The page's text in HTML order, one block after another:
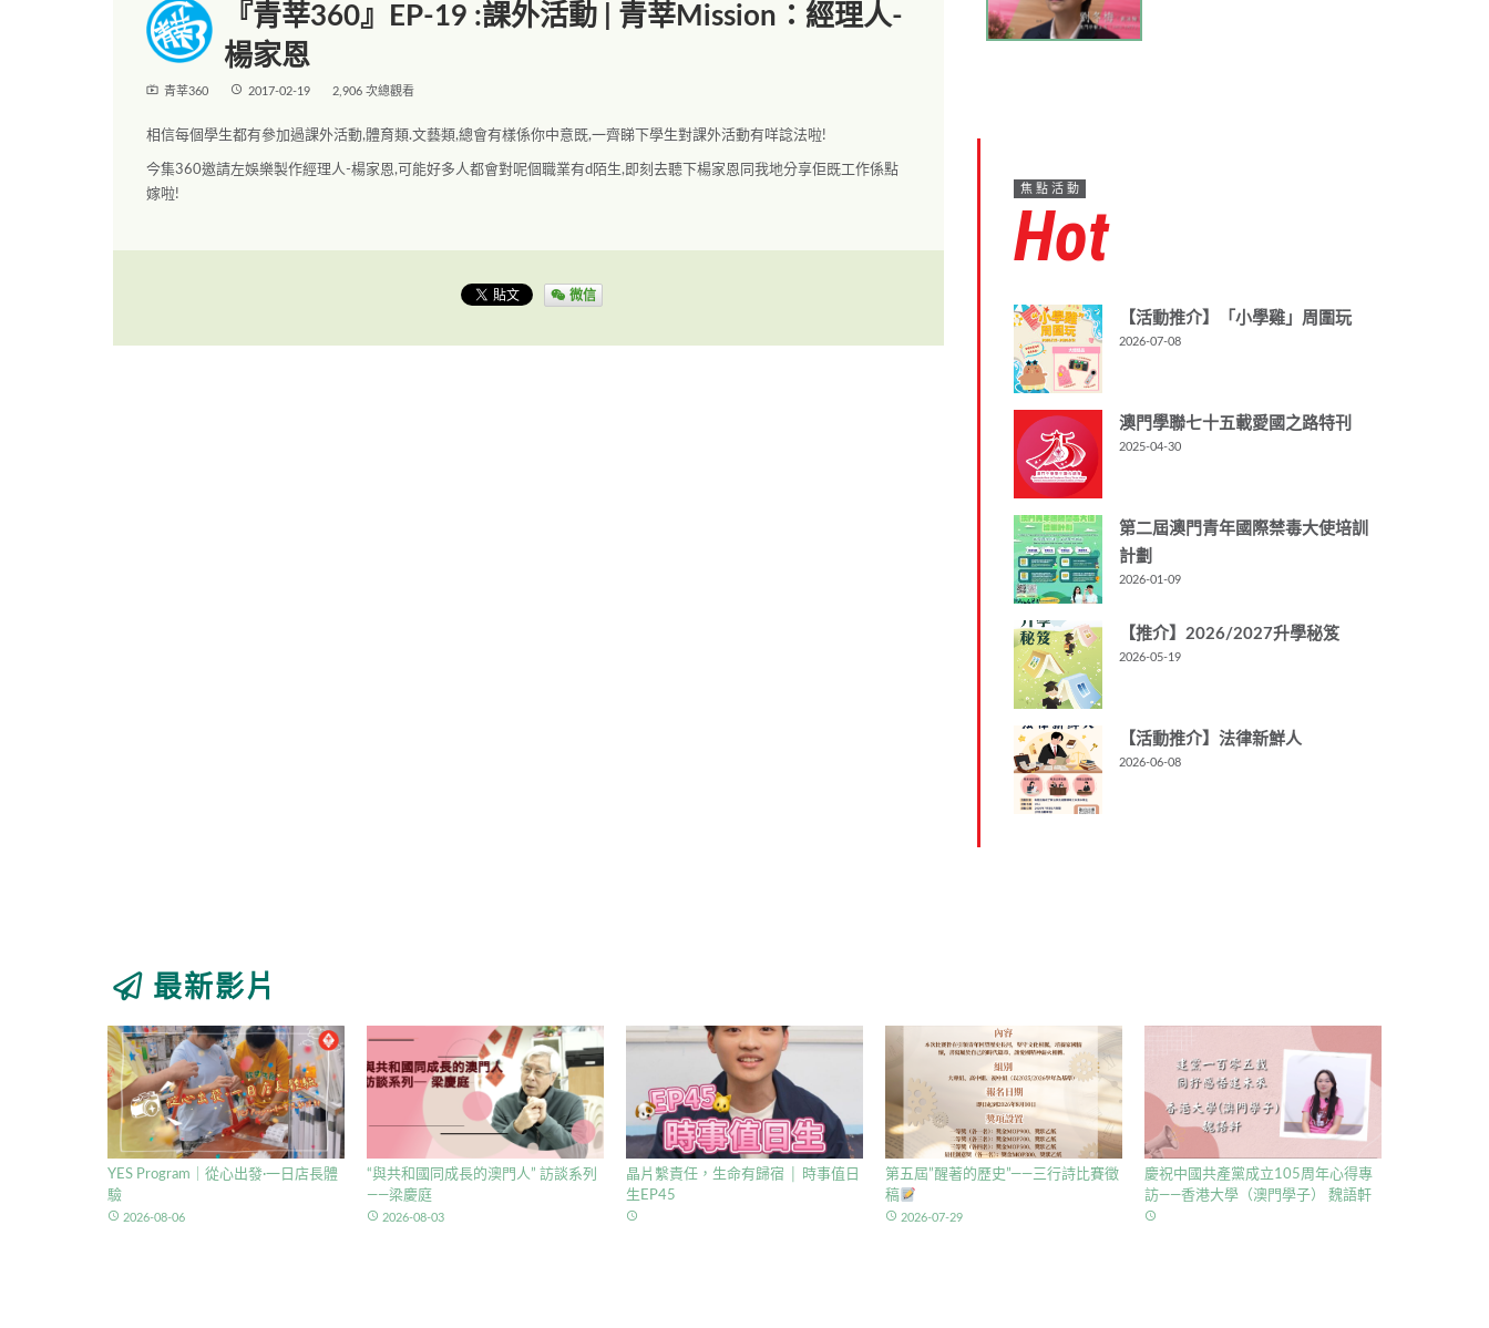
『青莘360』EP-19 :課外活動 | 青莘Mission：經理人-
楊家恩
live_tv 青莘360 access_time 2017-02-19 2,906 次總觀看
相信每個學生都有參加過課外活動,體育類.文藝類,總會有樣係你中意既,一齊睇下學生對課外活動有咩諗法啦!
今集360邀請左娛樂製作經理人-楊家恩,可能好多人都會對呢個職業有d陌生,即刻去聽下楊家恩同我地分享佢既工作係點
嫁啦!
微信
焦點活動
Hot
【活動推介】「小學雞」周圍玩
2026-07-08
澳門學聯七十五載愛國之路特刊
2025-04-30
第二屆澳門青年國際禁毒大使培訓
計劃
2026-01-09
【推介】2026/2027升學秘笈
2026-05-19
【活動推介】法律新鮮人
2026-06-08
最新影片
YES Program｜從心出發·一日店長體
驗
access_time 2026-08-06
“與共和國同成長的澳門人” 訪談系列
——梁慶庭
access_time 2026-08-03
晶片繫責任，生命有歸宿 │ 時事值日
生EP45
access_time
第五屆”醒著的歷史”——三行詩比賽徵
稿
access_time 2026-07-29
慶祝中國共產黨成立105周年心得專
訪——香港大學（澳門學子） 魏語軒
access_time